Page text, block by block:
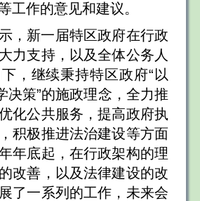
工作的意见和建议。
，新一届特区政府在行政
力支持，以及全体公务人
，继续秉持特区政府“以
决策”的施政理念，全力推
化公共服务，提高政府执
积极推进法治建设等方面
年底起，在行政架构的理
改善，以及法律建设的改
了一系列的工作，未来会